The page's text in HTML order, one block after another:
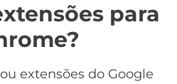
para
extensões do Google